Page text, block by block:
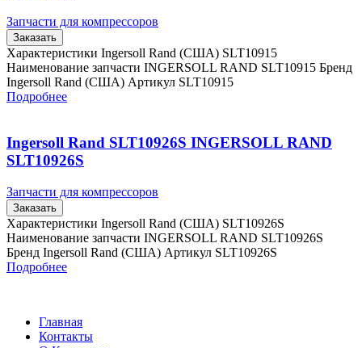
Запчасти для компрессоров
Заказать
Характеристики Ingersoll Rand (США) SLT10915
Наименование запчасти INGERSOLL RAND SLT10915 Бренд
Ingersoll Rand (США) Артикул SLT10915
Подробнее
Ingersoll Rand SLT10926S INGERSOLL RAND
SLT10926S
Запчасти для компрессоров
Заказать
Характеристики Ingersoll Rand (США) SLT10926S
Наименование запчасти INGERSOLL RAND SLT10926S
Бренд Ingersoll Rand (США) Артикул SLT10926S
Подробнее
Главная
Контакты